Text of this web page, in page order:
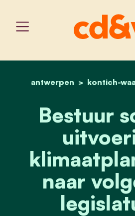
home
antwerpen kontich-
Bestuur
naar